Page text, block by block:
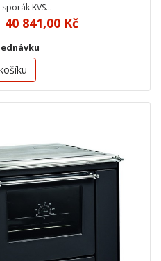
sporák KVS…
40 841,00 Kč